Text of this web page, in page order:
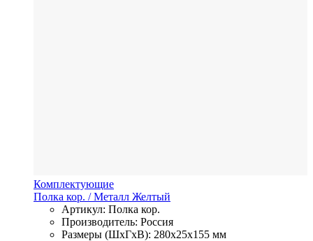
Комплектующие
Полка кор. / Металл Желтый
Артикул: Полка кор.
Производитель: Россия
Размеры (ШхГхВ): 280x25x155 мм